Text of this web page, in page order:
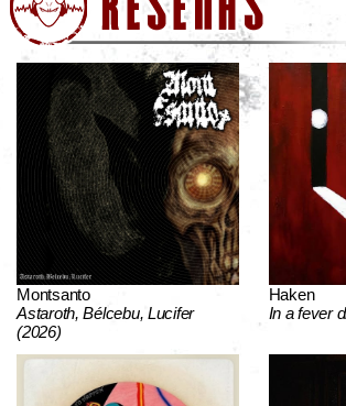
Montsanto
Astaroth, Bélcebu, Lucifer
(2026)
Haken
In a fever